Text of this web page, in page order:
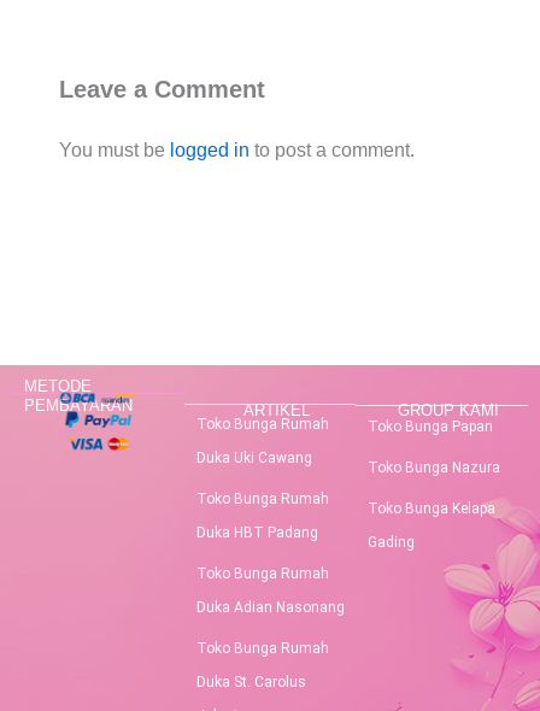
Leave a Comment
You must be logged in to post a comment.
METODE
PEMBAYARAN
ARTIKEL
Toko Bunga Rumah
Duka Uki Cawang
Toko Bunga Rumah
Duka HBT Padang
Toko Bunga Rumah
Duka Adian Nasonang
Toko Bunga Rumah
Duka St. Carolus
GROUP KAMI
Toko Bunga Papan
Toko Bunga Nazura
Toko Bunga Kelapa
Gading